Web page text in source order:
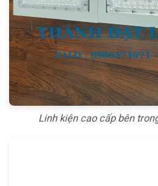
Linh kiện cao cấp bên